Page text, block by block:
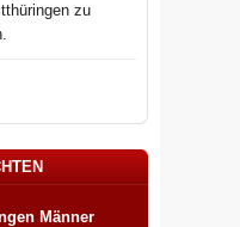
zu
Männer